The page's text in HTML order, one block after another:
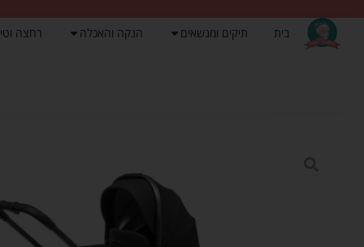
בית תיקים ומנשאים הנקה והאכלה רחצה